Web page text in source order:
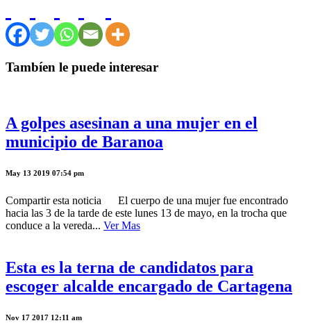
Tambíen le puede interesar
A golpes asesinan a una mujer en el
municipio de Baranoa
May 13 2019 07:54 pm
Compartir esta noticia El cuerpo de una mujer fue encontrado
hacia las 3 de la tarde de este lunes 13 de mayo, en la trocha que
conduce a la vereda... Ver Mas
Esta es la terna de candidatos para
escoger alcalde encargado de Cartagena
Nov 17 2017 12:11 am